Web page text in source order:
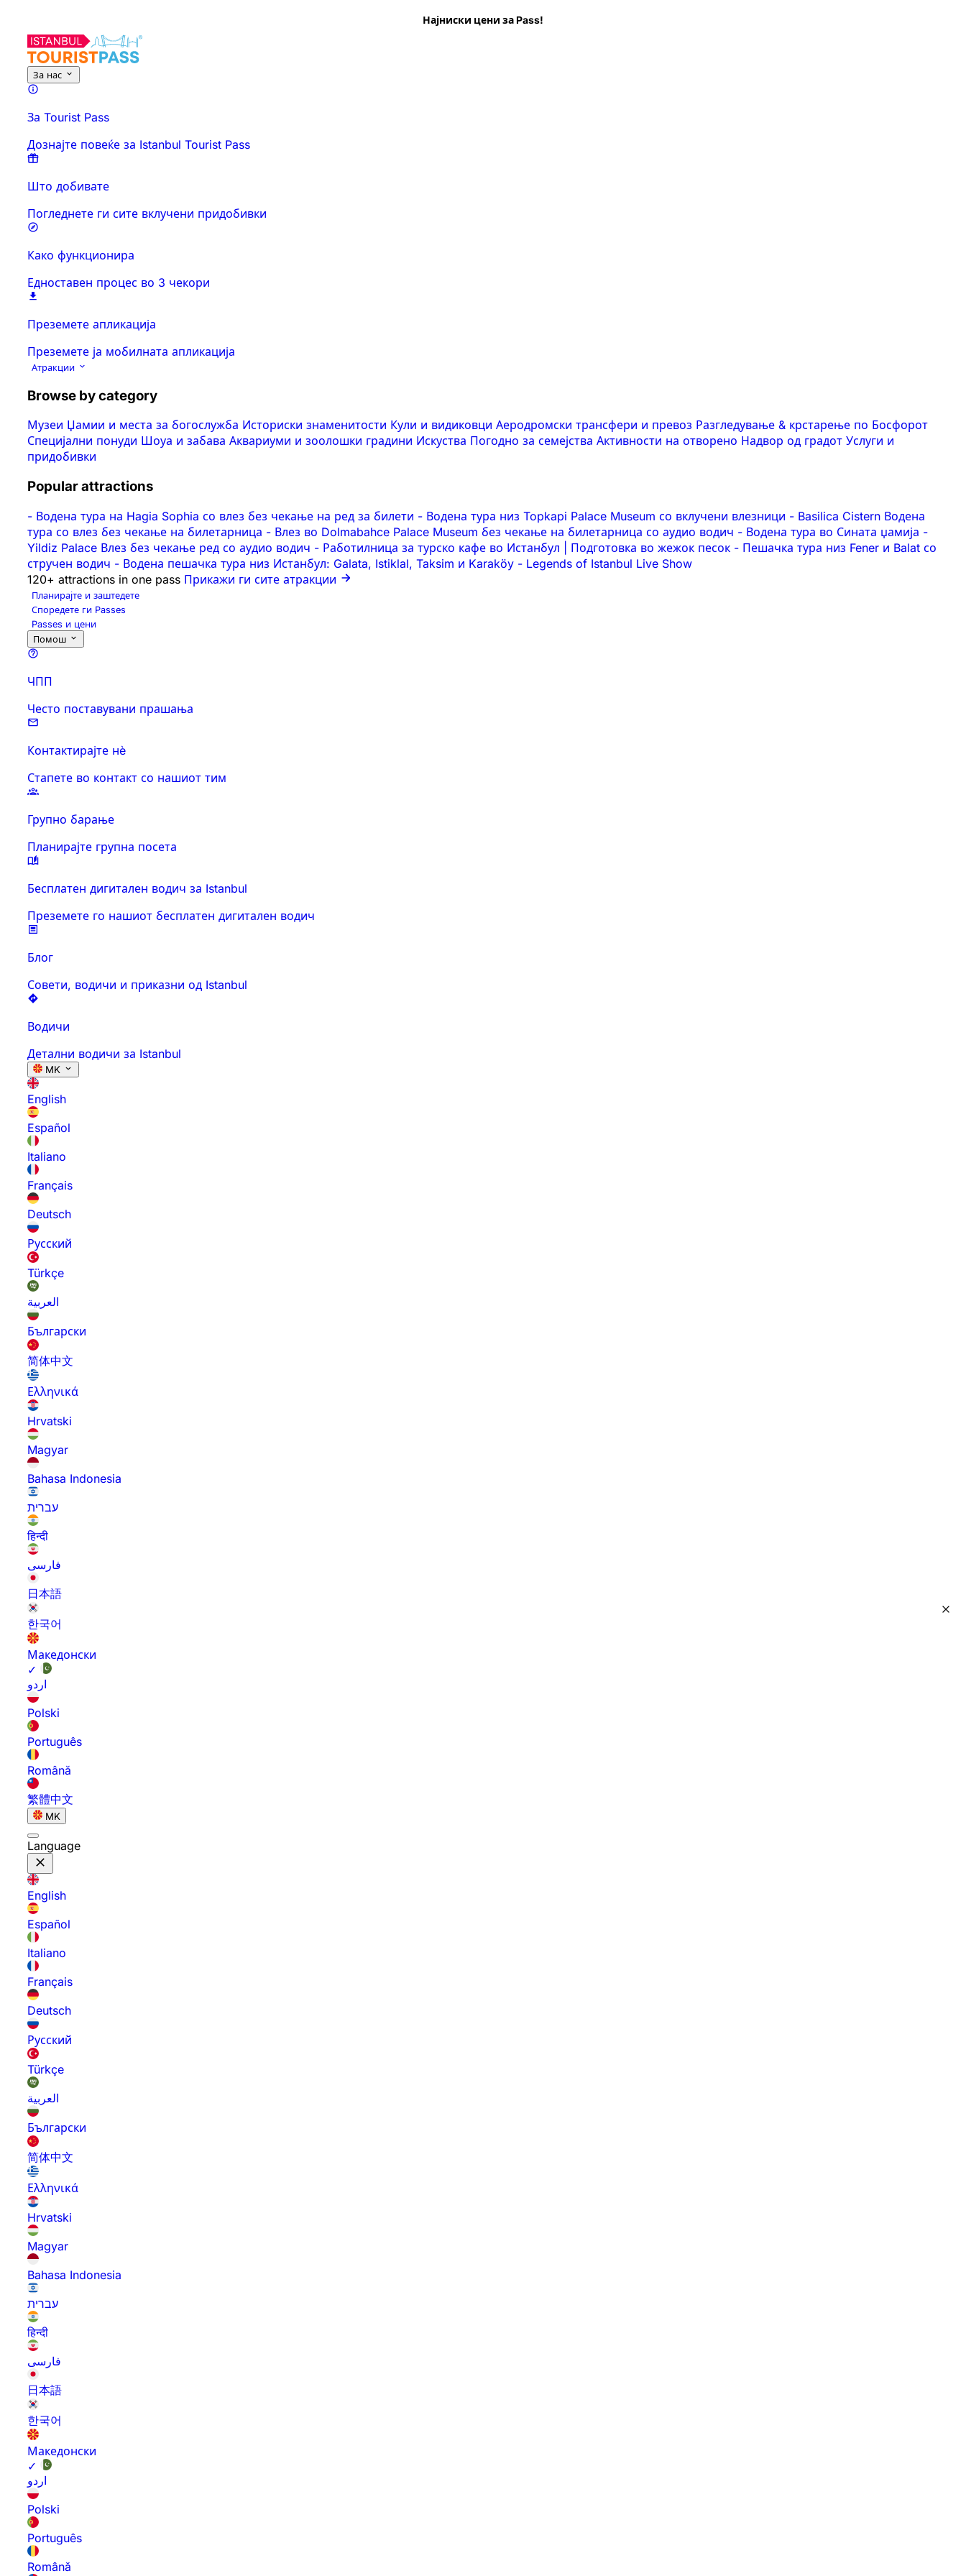
Најниски цени за Pass!
За нас
За Tourist Pass
Дознајте повеќе за Istanbul Tourist Pass
Што добивате
Погледнете ги сите вклучени придобивки
Како функционира
Едноставен процес во 3 чекори
Преземете апликација
Преземете ја мобилната апликација
Атракции
Browse by category
Музеи Џамии и места за богослужба Историски знаменитости Кули и видиковци Аеродромски трансфери и превоз Разгледување & крстарење по Босфорот
Специјални понуди Шоуа и забава Аквариуми и зоолошки градини Искуства Погодно за семејства Активности на отворено Надвор од градот Услуги и
придобивки
Popular attractions
- Водена тура на Hagia Sophia со влез без чекање на ред за билети - Водена тура низ Topkapi Palace Museum со вклучени влезници - Basilica Cistern Водена
тура со влез без чекање на билетарница - Влез во Dolmabahce Palace Museum без чекање на билетарница со аудио водич - Водена тура во Сината џамија -
Yildiz Palace Влез без чекање ред со аудио водич - Работилница за турско кафе во Истанбул | Подготовка во жежок песок - Пешачка тура низ Fener и Balat со
стручен водич - Водена пешачка тура низ Истанбул: Galata, Istiklal, Taksim и Karaköy - Legends of Istanbul Live Show
120+ attractions in one pass Прикажи ги сите атракции
Планирајте и заштедете
Споредете ги Passes
Passes и цени
Помош
ЧПП
Често поставувани прашања
Контактирајте нè
Стапете во контакт со нашиот тим
Групно барање
Планирајте групна посета
Бесплатен дигитален водич за Istanbul
Преземете го нашиот бесплатен дигитален водич
Блог
Совети, водичи и приказни од Istanbul
Водичи
Детални водичи за Istanbul
MK
English
Español
Italiano
Français
Deutsch
Русский
Türkçe
العربية
Български
简体中文
Ελληνικά
Hrvatski
Magyar
Bahasa Indonesia
עברית
हिन्दी
فارسی
日本語
한국어
Македонски
✓
اردو
Polski
Português
Română
繁體中文
MK
Language
English
Español
Italiano
Français
Deutsch
Русский
Türkçe
العربية
Български
简体中文
Ελληνικά
Hrvatski
Magyar
Bahasa Indonesia
עברית
हिन्दी
فارسی
日本語
한국어
Македонски
✓
اردو
Polski
Português
Română
ЧПП